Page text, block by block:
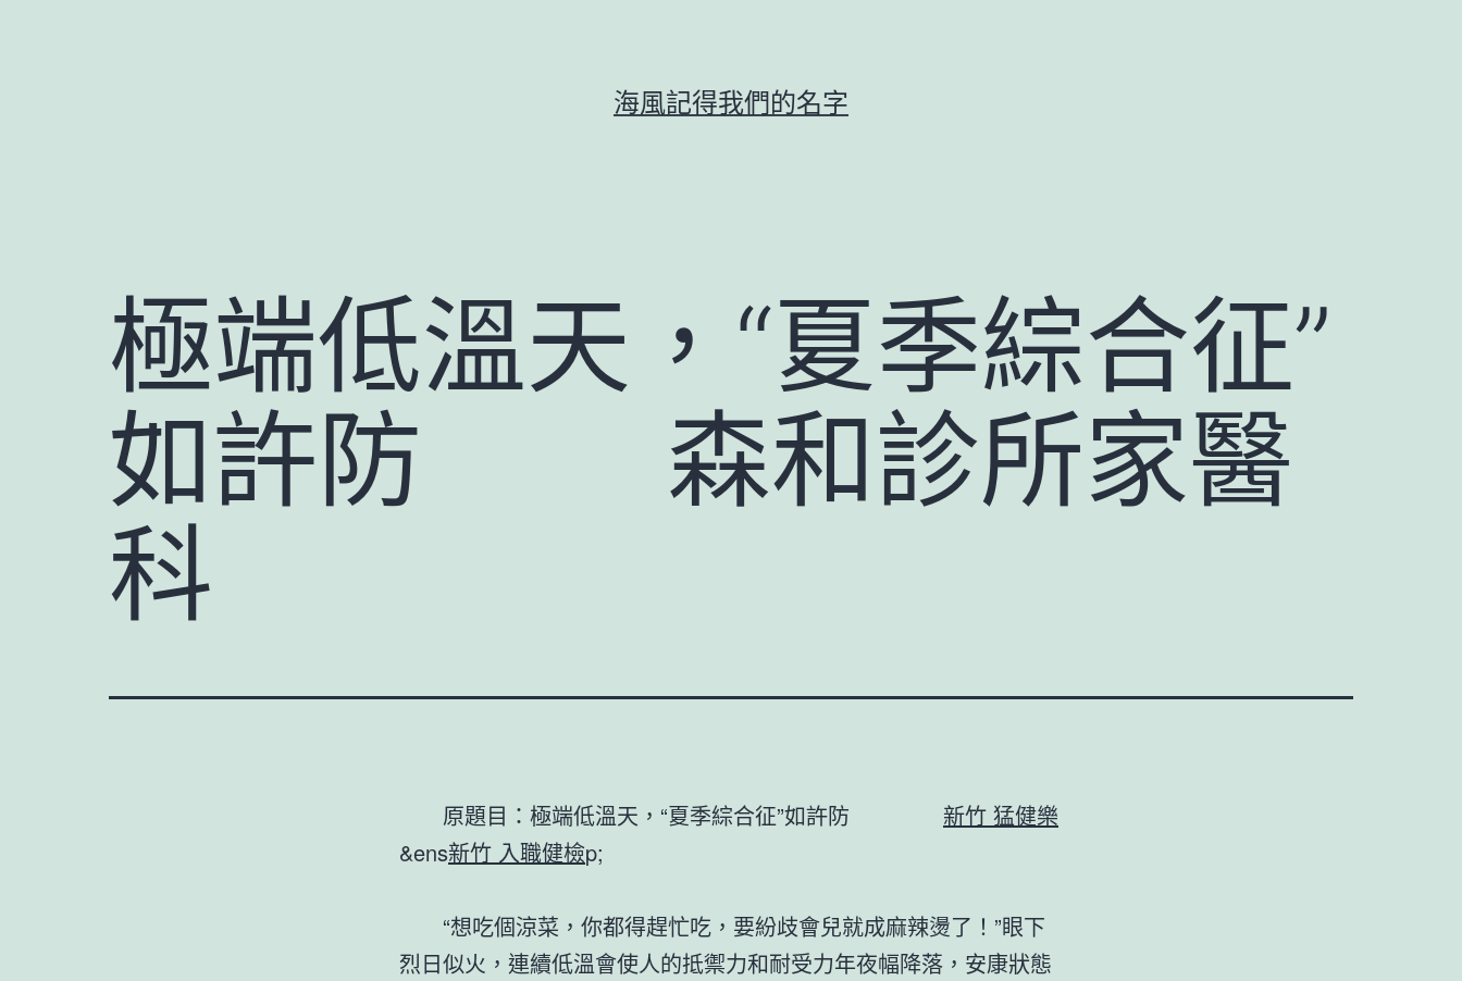
海風記得我們的名字
極端低溫天，“夏季綜合征”
如許防 森和診所家醫
科
原題目：極端低溫天，“夏季綜合征”如許防 新竹 猛健樂
&ens新竹 入職健檢p;
“想吃個涼菜，你都得趕忙吃，要紛歧會兒就成麻辣燙了！”眼下
烈日似火，連續低溫會使人的抵禦力和耐受力年夜幅降落，安康狀態